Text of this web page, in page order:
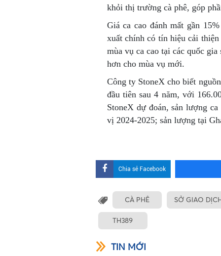
khỏi thị trường cà phê, góp
Giá ca cao đánh mất gần
xuất chính có tín hiệu cải
mùa vụ ca cao tại các quốc
hơn cho mùa vụ mới.
Công ty StoneX cho biết
đầu tiên sau 4 năm, với
StoneX dự đoán, sản lượng
vị 2024-2025; sản lượng tại
Chia sẻ Facebook
CÀ PHÊ SỞ GIAO
TH389
TIN MỚI